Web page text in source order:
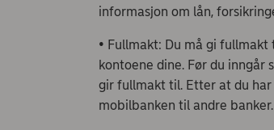
informasjon om lån,
• Fullmakt: Du må gi
kontoene dine. Før du inngår
gir fullmakt til. Etter at du
mobilbanken til andre banker.